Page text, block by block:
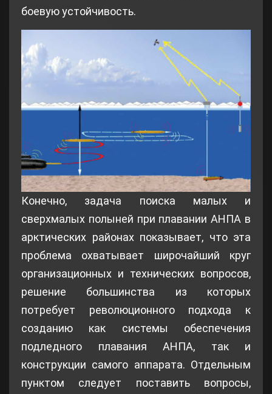
боевую устойчивость.
Конечно, задача поиска малых и
сверхмалых полыней при плавании АНПА в
арктических районах показывает, что эта
проблема охватывает широчайший круг
организационных и технических вопросов,
решение большинства из которых
потребует революционного подхода к
созданию как системы обеспечения
подледного плавания АНПА, так и
конструкции самого аппарата. Отдельным
пунктом следует поставить вопросы,